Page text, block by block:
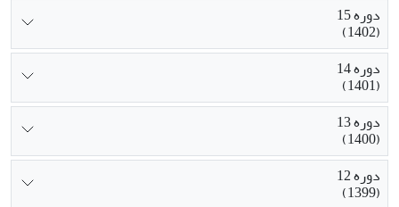
دوره 15
(1402)
دوره 14
(1401)
دوره 13
(1400)
دوره 12
(1399)